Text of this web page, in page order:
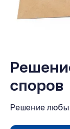
споров
Решение